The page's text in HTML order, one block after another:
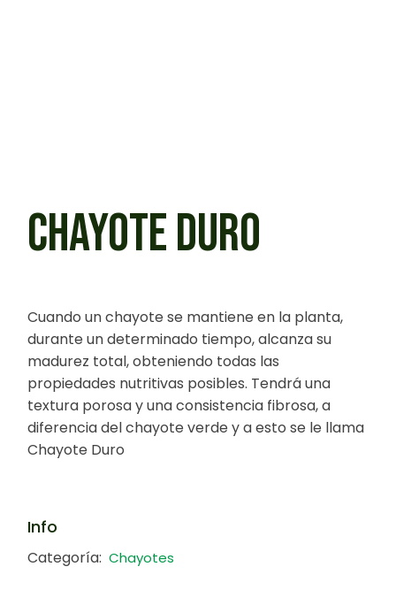
CHAYOTE DURO
Cuando un chayote se mantiene en la planta,
durante un determinado tiempo, alcanza su
madurez total, obteniendo todas las
propiedades nutritivas posibles. Tendrá una
textura porosa y una consistencia fibrosa, a
diferencia del chayote verde y a esto se le llama
Chayote Duro
Info
Categoría: Chayotes